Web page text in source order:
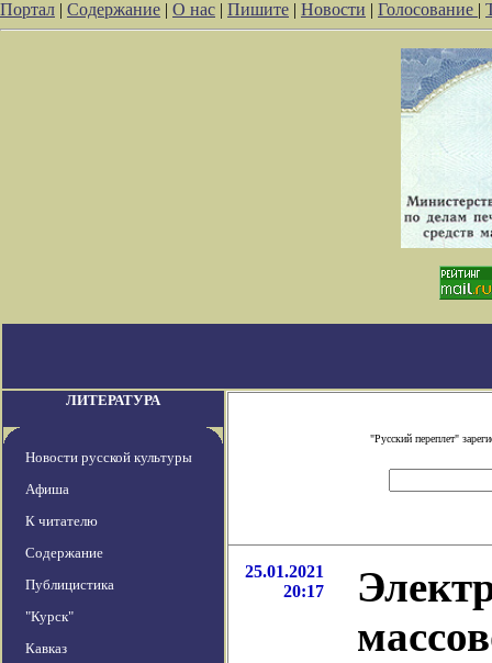
Портал | Содержание | О нас | Пишите | Новости | Голосование |
ЛИТЕРАТУРА
Новости русской культуры
Афиша
К читателю
Содержание
Публицистика
"Курск"
Кавказ
"Русский переплет"
25.01.2021
20:17